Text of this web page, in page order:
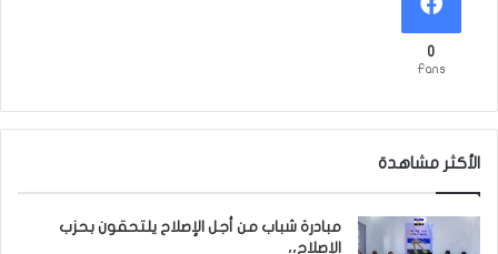
0
Fans
الأكثر مشاهدة
مبادرة شباب من أجل الإصلاح يلتحقون بحزب
الإصلاح،،